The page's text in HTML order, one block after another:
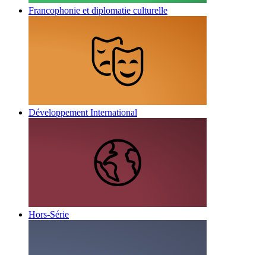
Francophonie et diplomatie culturelle
Développement International
Hors-Série